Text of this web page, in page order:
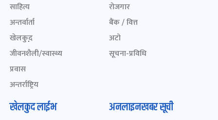
साहित्य
अन्तर्वार्ता
खेलकुद़़
जीवनशैली/स्वास्थ्य
प्रवास
अन्तर्राष्ट्रिय
रोजगार
बैंक / वित्त
अटो
सूचना-प्रविधि
खेलकुद लाईभ अनलाइनखबर सूची